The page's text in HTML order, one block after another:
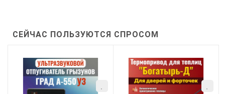
СЕЙЧАС ПОЛЬЗУЮТСЯ СПРОСОМ